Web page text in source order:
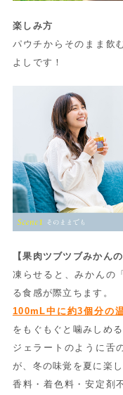
楽しみ方
パウチからそのまま飲
よしです！
【果肉ツブツブみかん
凍らせると、みかんの
る食感が際立ちます。
100mL中に約3個分の
をもぐもぐと噛みしめ
ジェラートのように舌
が、冬の味覚を夏に楽
香料・着色料・安定剤